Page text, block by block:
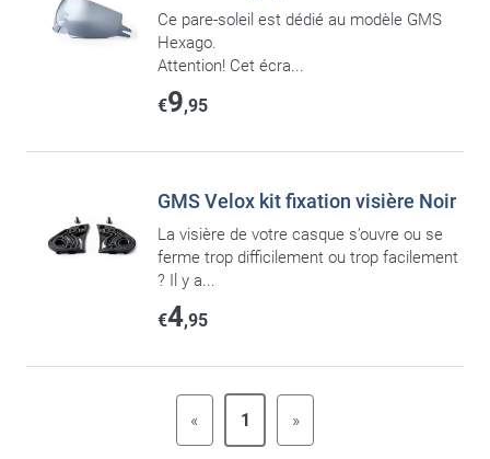
Ce pare-soleil est dédié au modèle GMS
Hexago.
Attention! Cet écra...
€9,95
GMS Velox kit fixation visière Noir
La visière de votre casque s’ouvre ou se
ferme trop difficilement ou trop facilement
? Il y a...
€4,95
« 1 »